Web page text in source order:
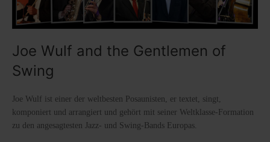
Joe Wulf and the Gentlemen of
Swing
Joe Wulf ist einer der weltbesten Posaunisten, er textet, singt,
komponiert und arrangiert und gehört mit seiner Weltklasse-Formation
zu den angesagtesten Jazz- und Swing-Bands Europas.